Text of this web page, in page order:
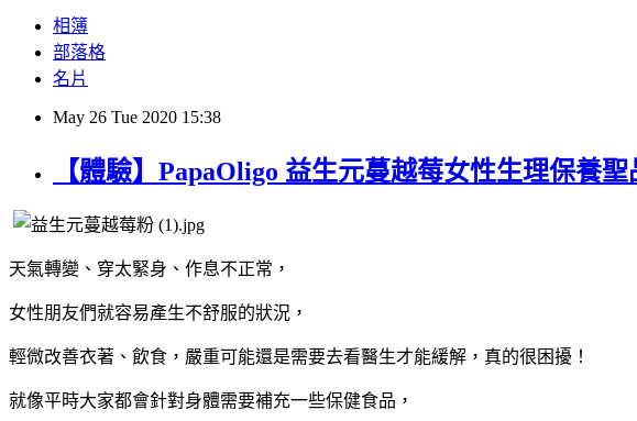
相簿
部落格
名片
May 26 Tue 2020 15:38
【體驗】PapaOligo 益生元蔓越莓女性生理保養聖
天氣轉變、穿太緊身、作息不正常，
女性朋友們就容易產生不舒服的狀況，
輕微改善衣著、飲食，嚴重可能還是需要去看醫生才能緩解，真的很困擾！
就像平時大家都會針對身體需要補充一些保健食品，